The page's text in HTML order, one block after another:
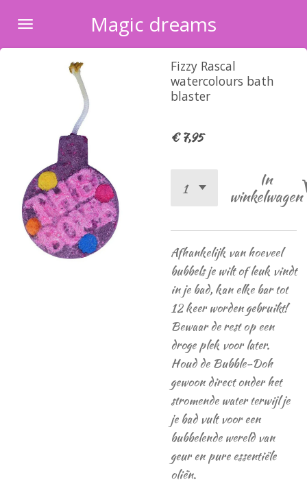
naar
Magic dreams
Fizzy Rascal
watercolours bath
blaster
€ 7,95
In
winkelwagen
Afhankelijk van hoeveel
bubbels je wilt of leuk vindt
in je bad, kan elke bar tot
12 keer worden gebruikt!
Bewaar de rest op een
droge plek voor later.
Houd de Bubble-Doh
gewoon direct onder het
stromende water terwijl je
je bad vult voor een
bubbelende wereld van
geur en pure essentiële
oliën.